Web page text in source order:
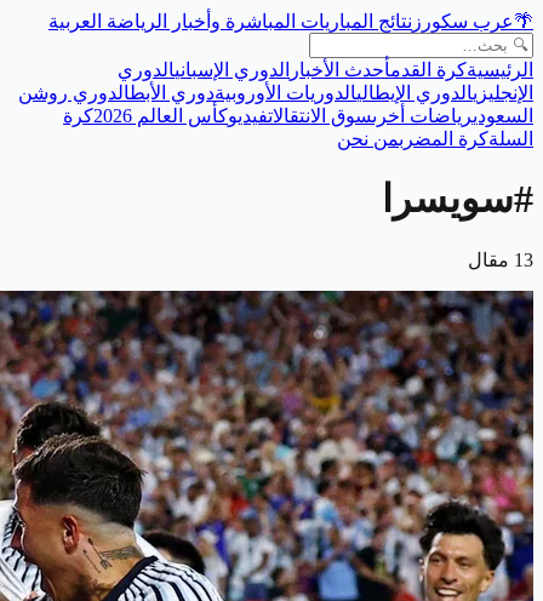
🌴عرب سكورز نتائج المباريات المباشرة وأخبار الرياضة العربية
الرئيسيةكرة القدمأحدث الأخبار الدوري الإسبانيالدوري
الإنجليزيالدوري الإيطاليالدوريات الأوروبيةدوري الأبطالدوري روشن
السعوديرياضات أخرىسوق الانتقالاتفيديوكأس العالم 2026
كرة
السلةكرة المضربمن نحن
#سويسرا
13 مقال